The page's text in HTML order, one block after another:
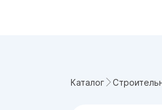
Каталог